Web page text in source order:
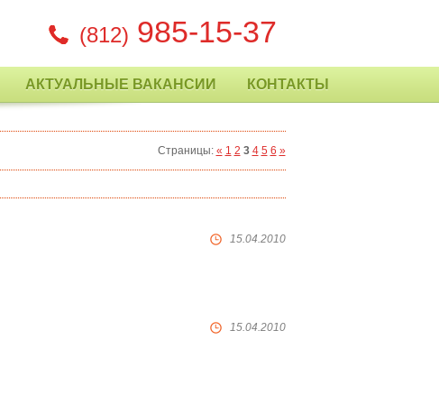
(812) 985-15-37
АКТУАЛЬНЫЕ ВАКАНСИИ КОНТАКТЫ
Страницы: « 1 2 3 4 5 6 »
15.04.2010
15.04.2010